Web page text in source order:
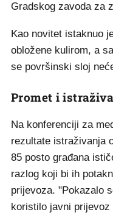
Gradskog zavoda za
Kao novitet istaknuo
obložene kulirom, a
se površinski sloj
Promet i
Na konferenciji za
rezultate istraživanja
85 posto građana
razlog koji bi ih
prijevoza. "Pokazalo
koristilo javni